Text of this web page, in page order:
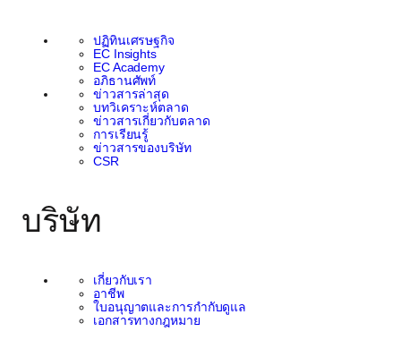
ปฏิทินเศรษฐกิจ
EC Insights
EC Academy
อภิธานศัพท์
ข่าวสารล่าสุด
บทวิเคราะห์ตลาด
ข่าวสารเกี่ยวกับตลาด
การเรียนรู้
ข่าวสารของบริษัท
CSR
บริษัท
เกี่ยวกับเรา
อาชีพ
ใบอนุญาตและการกำกับดูแล
เอกสารทางกฎหมาย